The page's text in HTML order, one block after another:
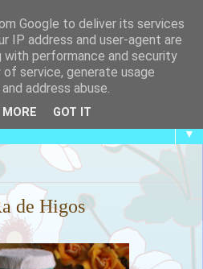
CATALINA
▼
de Higos
Google to deliver its services
IP address and user-agent are
with performance and security
service, generate usage
address abuse.
MORE GOT IT